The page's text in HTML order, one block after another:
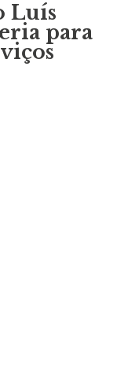
Luís
para